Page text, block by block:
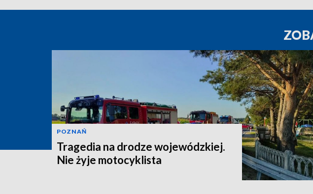
POZNAŃ
Tragedia na drodze wojewódzkiej.
Nie żyje motocyklista